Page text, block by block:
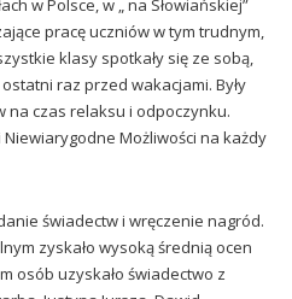
w Polsce, w „ na Słowiańskiej”
pracę uczniów w tym trudnym,
klasy spotkały się ze sobą,
raz przed wakacjami. Były
na czas relaksu i odpoczynku.
Możliwości na każdy
świadectw i wręczenie nagród.
zyskało wysoką średnią ocen
osób uzyskało świadectwo z